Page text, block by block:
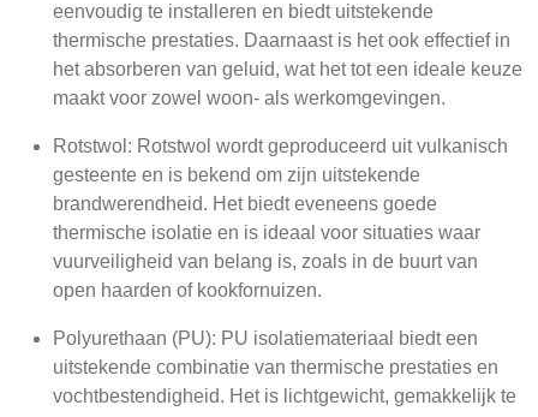
eenvoudig te installeren en biedt uitstekende
thermische prestaties. Daarnaast is het ook effectief in
het absorberen van geluid, wat het tot een ideale keuze
maakt voor zowel woon- als werkomgevingen.
Rotstwol: Rotstwol wordt geproduceerd uit vulkanisch
gesteente en is bekend om zijn uitstekende
brandwerendheid. Het biedt eveneens goede
thermische isolatie en is ideaal voor situaties waar
vuurveiligheid van belang is, zoals in de buurt van
open haarden of kookfornuizen.
Polyurethaan (PU): PU isolatiemateriaal biedt een
uitstekende combinatie van thermische prestaties en
vochtbestendigheid. Het is lichtgewicht, gemakkelijk te